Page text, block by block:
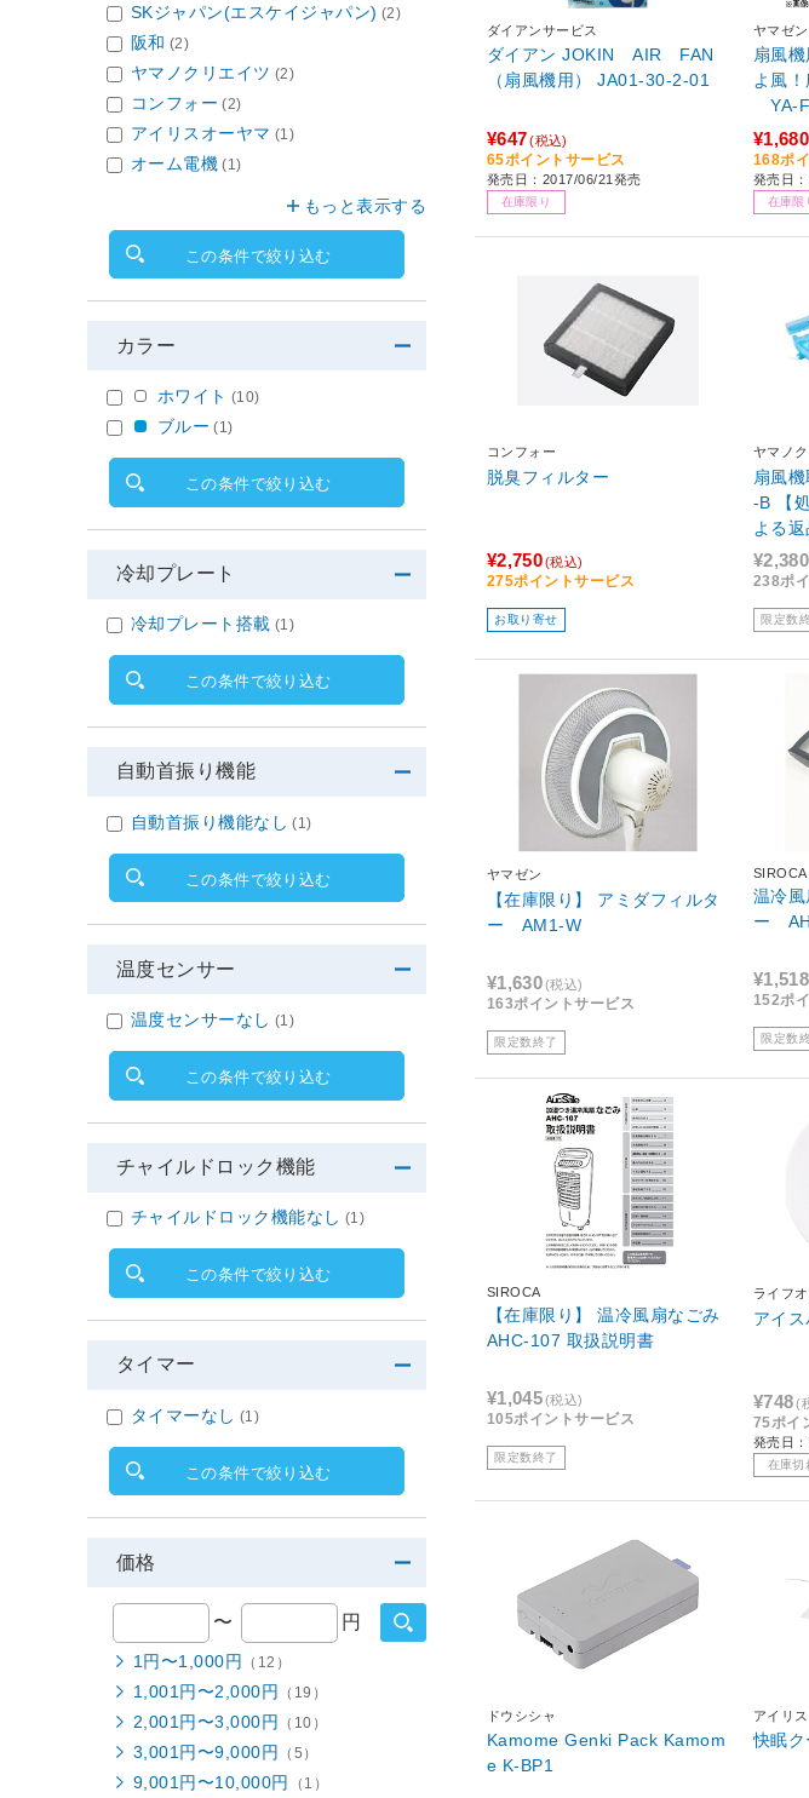
ダイアンサービス
ダイアン JOKIN AIR FAN
（扇風機用） JA01-30-2-01
¥647 (税込)
65ポイントサービス
発売日：2017/06/21発売
在庫限り
ヤマゼン
扇風
よ風！
YA-
¥1,680
168ポ
発売日
在庫限
コンフォー
脱臭フィルター
¥2,750(税込)
275ポイントサービス
お取り寄せ
ヤマノ
扇風
-B 【
よる返
¥2,380
238ポ
限定数
ヤマゼン
【在庫限り】 アミダフィルタ
ー AM1-W
¥1,630(税込)
163ポイントサービス
限定数終了
SIROCA
温冷
ー
¥1,518
152ポ
限定数
SIROCA
【在庫限り】 温冷風扇なごみ
AHC-107 取扱説明書
¥1,045(税込)
105ポイントサービス
限定数終了
ライフ
アイス
¥748 (
75ポイ
発売日
在庫切
ドウシシャ
Kamome Genki Pack Kamom
e K-BP1
アイリ
快眠ク
SKジャパン(エスケイジャパン) (2)
阪和 (2)
ヤマノクリエイツ (2)
コンフォー (2)
アイリスオーヤマ (1)
オーム電機 (1)
もっと表示する
この条件で絞り込む
カラー
ホワイト (10)
ブルー (1)
この条件で絞り込む
冷却プレート
冷却プレート搭載 (1)
この条件で絞り込む
自動首振り機能
自動首振り機能なし (1)
この条件で絞り込む
温度センサー
温度センサーなし (1)
この条件で絞り込む
チャイルドロック機能
チャイルドロック機能なし (1)
この条件で絞り込む
タイマー
タイマーなし (1)
この条件で絞り込む
価格
〜 円
1円〜1,000円 （12）
1,001円〜2,000円 （19）
2,001円〜3,000円 （10）
3,001円〜9,000円 （5）
9,001円〜10,000円 （1）